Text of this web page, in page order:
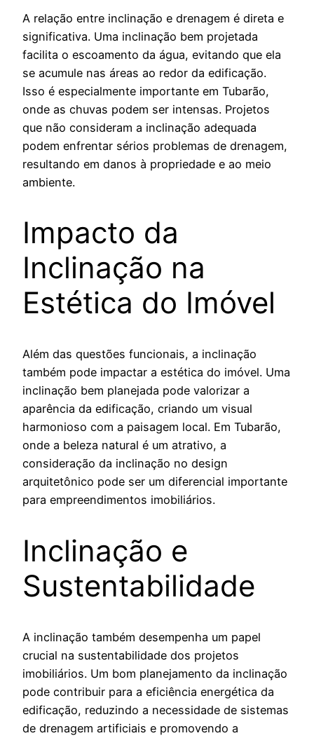
A relação entre inclinação e drenagem é direta e
significativa. Uma inclinação bem projetada
facilita o escoamento da água, evitando que ela
se acumule nas áreas ao redor da edificação.
Isso é especialmente importante em Tubarão,
onde as chuvas podem ser intensas. Projetos
que não consideram a inclinação adequada
podem enfrentar sérios problemas de drenagem,
resultando em danos à propriedade e ao meio
ambiente.
Impacto da
Inclinação na
Estética do Imóvel
Além das questões funcionais, a inclinação
também pode impactar a estética do imóvel. Uma
inclinação bem planejada pode valorizar a
aparência da edificação, criando um visual
harmonioso com a paisagem local. Em Tubarão,
onde a beleza natural é um atrativo, a
consideração da inclinação no design
arquitetônico pode ser um diferencial importante
para empreendimentos imobiliários.
Inclinação e
Sustentabilidade
A inclinação também desempenha um papel
crucial na sustentabilidade dos projetos
imobiliários. Um bom planejamento da inclinação
pode contribuir para a eficiência energética da
edificação, reduzindo a necessidade de sistemas
de drenagem artificiais e promovendo a